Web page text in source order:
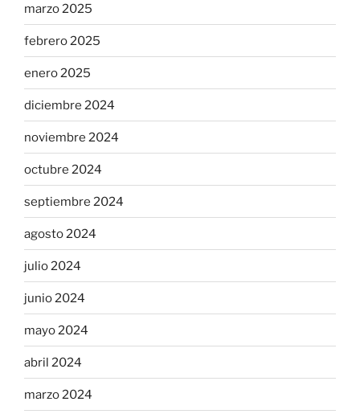
marzo 2025
febrero 2025
enero 2025
diciembre 2024
noviembre 2024
octubre 2024
septiembre 2024
agosto 2024
julio 2024
junio 2024
mayo 2024
abril 2024
marzo 2024